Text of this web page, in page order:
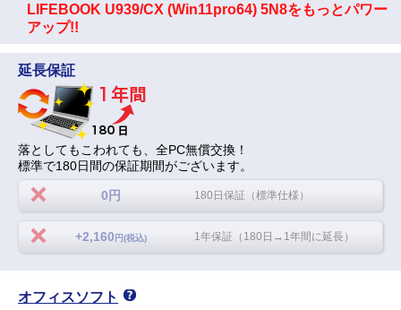
LIFEBOOK U939/CX (Win11pro64) 5N8をもっとパワー
アップ!!
延長保証
落としてもこわれても、全PC無償交換！
標準で180日間の保証期間がございます。
0円 180日保証（標準仕様）
+2,160 円(税込) 1年保証（180日→1年間に延長）
オフィスソフト